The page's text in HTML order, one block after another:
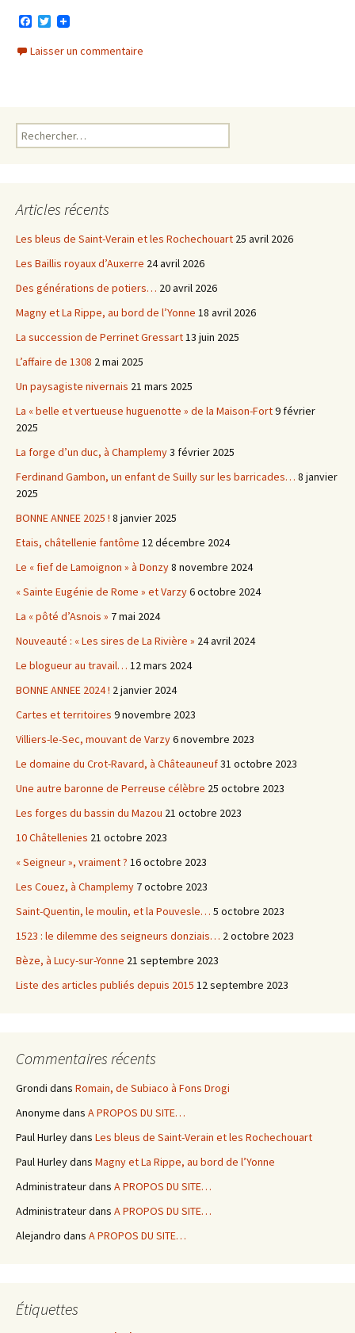
c
e
T
i
t
Laisser un commentaire
Rechercher :
Articles récents
Les bleus de Saint-Verain et les Rochechouart 25 avril 2026
Les Baillis royaux d’Auxerre 24 avril 2026
Des générations de potiers… 20 avril 2026
Magny et La Rippe, au bord de l’Yonne 18 avril 2026
La succession de Perrinet Gressart13 juin 2025
L’affaire de 1308 2 mai 2025
Un paysagiste nivernais 21 mars 2025
La « belle et vertueuse huguenotte » de la Maison-Fort9 février
2025
La forge d’un duc, à Champlemy3 février 2025
Ferdinand Gambon, un enfant de Suilly sur les barricades… 8 janvier
2025
BONNE ANNEE 2025 ! 8 janvier 2025
Etais, châtellenie fantôme 12 décembre 2024
Le « fief de Lamoignon » à Donzy8 novembre 2024
« Sainte Eugénie de Rome » et Varzy6 octobre 2024
La « pôté d’Asnois » 7 mai 2024
Nouveauté : « Les sires de La Rivière » 24 avril 2024
Le blogueur au travail… 12 mars 2024
BONNE ANNEE 2024 ! 2 janvier 2024
Cartes et territoires 9 novembre 2023
Villiers-le-Sec, mouvant de Varzy6 novembre 2023
Le domaine du Crot-Ravard, à Châteauneuf31 octobre 2023
Une autre baronne de Perreuse célèbre 25 octobre 2023
Les forges du bassin du Mazou 21 octobre 2023
10 Châtellenies 21 octobre 2023
« Seigneur », vraiment ? 16 octobre 2023
Les Couez, à Champlemy 7 octobre 2023
Saint-Quentin, le moulin, et la Pouvesle… 5 octobre 2023
1523 : le dilemme des seigneurs donziais… 2 octobre 2023
Bèze, à Lucy-sur-Yonne 21 septembre 2023
Liste des articles publiés depuis 2015 12 septembre 2023
Commentaires récents
Grondi dans Romain, de Subiaco à Fons Drogi
Anonyme dans A PROPOS DU SITE…
Paul Hurleydans Les bleus de Saint-Verain et les Rochechouart
Paul Hurleydans Magny et La Rippe, au bord de l’Yonne
Administrateurdans A PROPOS DU SITE…
Administrateurdans A PROPOS DU SITE…
Alejandro dans A PROPOS DU SITE…
Étiquettes